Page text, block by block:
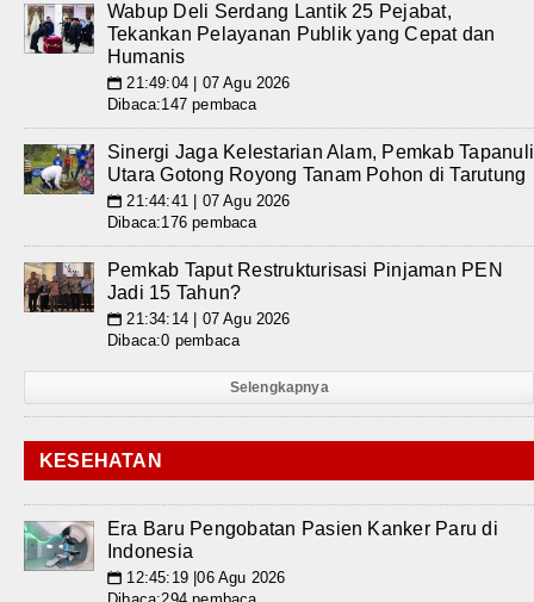
Wabup Deli Serdang Lantik 25 Pejabat,
Tekankan Pelayanan Publik yang Cepat dan
Humanis
📅 21:49:04 | 07 Agu 2026
Dibaca:147 pembaca
Sinergi Jaga Kelestarian Alam, Pemkab Tapanuli
Utara Gotong Royong Tanam Pohon di Tarutung
📅 21:44:41 | 07 Agu 2026
Dibaca:176 pembaca
Pemkab Taput Restrukturisasi Pinjaman PEN
Jadi 15 Tahun?
📅 21:34:14 | 07 Agu 2026
Dibaca:0 pembaca
Selengkapnya
KESEHATAN
Era Baru Pengobatan Pasien Kanker Paru di
Indonesia
📅 12:45:19 |06 Agu 2026